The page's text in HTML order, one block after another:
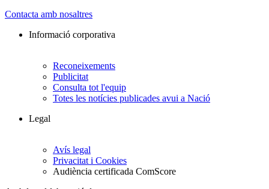
Contacta amb nosaltres
Informació corporativa
Reconeixements
Publicitat
Consulta tot l'equip
Totes les notícies publicades avui a Nació
Legal
Avís legal
Privacitat i Cookies
Audiència certificada ComScore